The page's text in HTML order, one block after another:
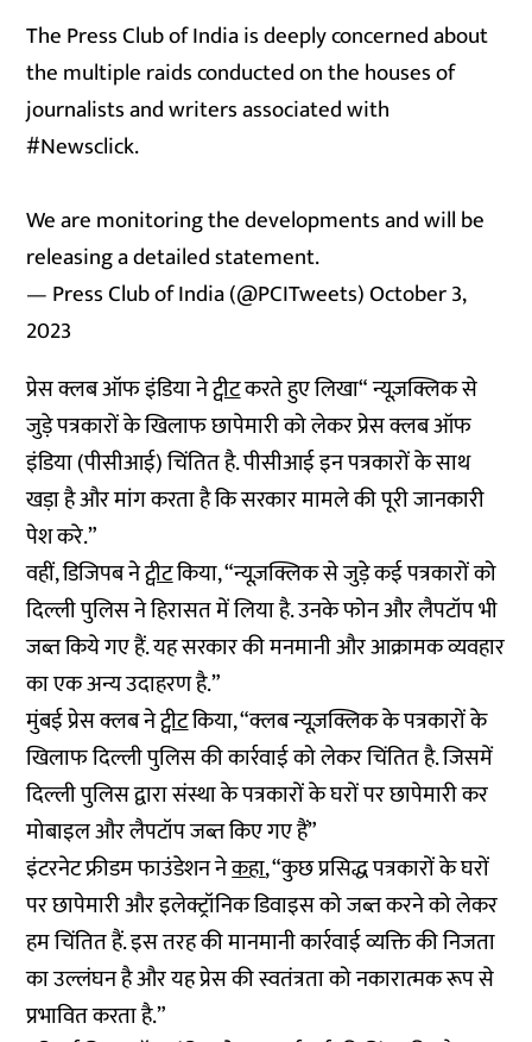
The Press Club of India is deeply concerned about
the multiple raids conducted on the houses of
journalists and writers associated with
#Newsclick.
We are monitoring the developments and will be
releasing a detailed statement.
— Press Club of India (@PCITweets)October 3,
2023
प्रेस क्लब ऑफ इंडिया नेट्वीटकरते हुए लिखा“ न्यूज़क्लिक से
जुड़े पत्रकारों के खिलाफ छापेमारी को लेकर प्रेस क्लब ऑफ
इंडिया (पीसीआई) चिंतित है. पीसीआई इन पत्रकारों के साथ
खड़ा है और मांग करता है कि सरकार मामले की पूरी जानकारी
पेश करे.”
वहीं, डिजिपब नेट्वीटकिया, “न्यूज़क्लिक से जुड़े कई पत्रकारों को
दिल्ली पुलिस ने हिरासत में लिया है. उनके फोन और लैपटॉप भी
जब्त किये गए हैं. यह सरकार की मनमानी और आक्रामक व्यवहार
का एक अन्य उदाहरण है.”
मुंबई प्रेस क्लब नेट्वीटकिया, “क्लब न्यूज़क्लिक के पत्रकारों के
खिलाफ दिल्ली पुलिस की कार्रवाई को लेकर चिंतित है. जिसमें
दिल्ली पुलिस द्वारा संस्था के पत्रकारों के घरों पर छापेमारी कर
मोबाइल और लैपटॉप जब्त किए गए हैं”
इंटरनेट फ्रीडम फाउंडेशन नेकहा, “कुछ प्रसिद्ध पत्रकारों के घरों
पर छापेमारी और इलेक्ट्रॉनिक डिवाइस को जब्त करने को लेकर
हम चिंतित हैं. इस तरह की मानमानी कार्रवाई व्यक्ति की निजता
का उल्लंघन है और यह प्रेस की स्वतंत्रता को नकारात्मक रूप से
प्रभावित करता है.”